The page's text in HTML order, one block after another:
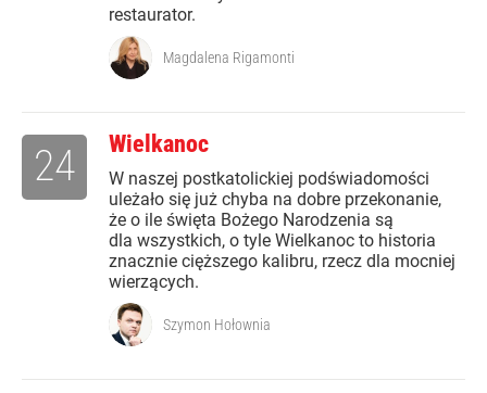
restaurator.
Magdalena Rigamonti
Wielkanoc
W naszej postkatolickiej podświadomości
uleżało się już chyba na dobre przekonanie,
że o ile święta Bożego Narodzenia są
dla wszystkich, o tyle Wielkanoc to historia
znacznie cięższego kalibru, rzecz dla mocniej
wierzących.
24
Szymon Hołownia